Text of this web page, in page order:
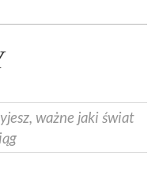
ważne jaki świat